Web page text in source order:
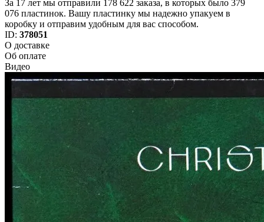
За 17 лет мы отправили 178 622 заказа, в которых было 379
076 пластинок. Вашу пластинку мы надежно упакуем в
коробку и отправим удобным для вас способом.
ID: 378051
О доставке
Об оплате
Видео